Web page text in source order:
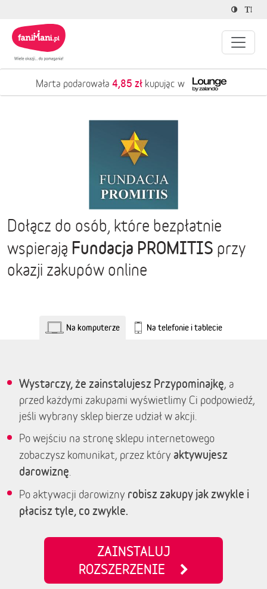
Marta podarowała 4,85 złkupując w
Dołącz do osób, które bezpłatnie
wspierają Fundacja PROMITIS przy
okazji zakupów online
Na komputerze Na telefonie i tablecie
Wystarczy, że zainstalujesz Przypominajkę, a
przed każdymi zakupami wyświetlimy Ci podpowiedź,
jeśli wybrany sklep bierze udział w akcji.
Po wejściu na stronę sklepu internetowego
zobaczysz komunikat, przez który aktywujesz
darowiznę
Po aktywacji darowizny robisz zakupy jak zwykle i
płacisz tyle, co zwykle.
ZAINSTALUJ
ROZSZERZENIE